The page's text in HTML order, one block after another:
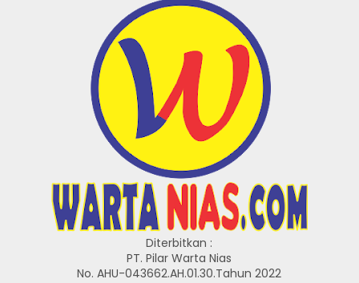
Diterbitkan :
PT. Pilar Warta Nias
No. AHU-043662.AH.01.30.Tahun 2022